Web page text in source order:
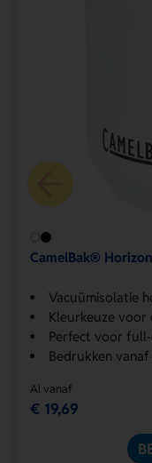
CamelBak®
Vacuümisolatie
Kleurkeuze voor
Perfect voor
Bedrukken
Al vanaf
€ 19,69